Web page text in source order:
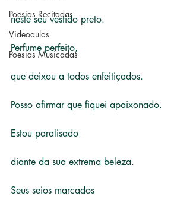
Poesias Recitadas
Videoaulas
Poesias Musicadas
neste seu vestido preto.
Perfume perfeito,
que deixou a todos enfeitiçados.
Posso afirmar que fiquei apaixonado.
Estou paralisado
diante da sua extrema beleza.
Seus seios marcados